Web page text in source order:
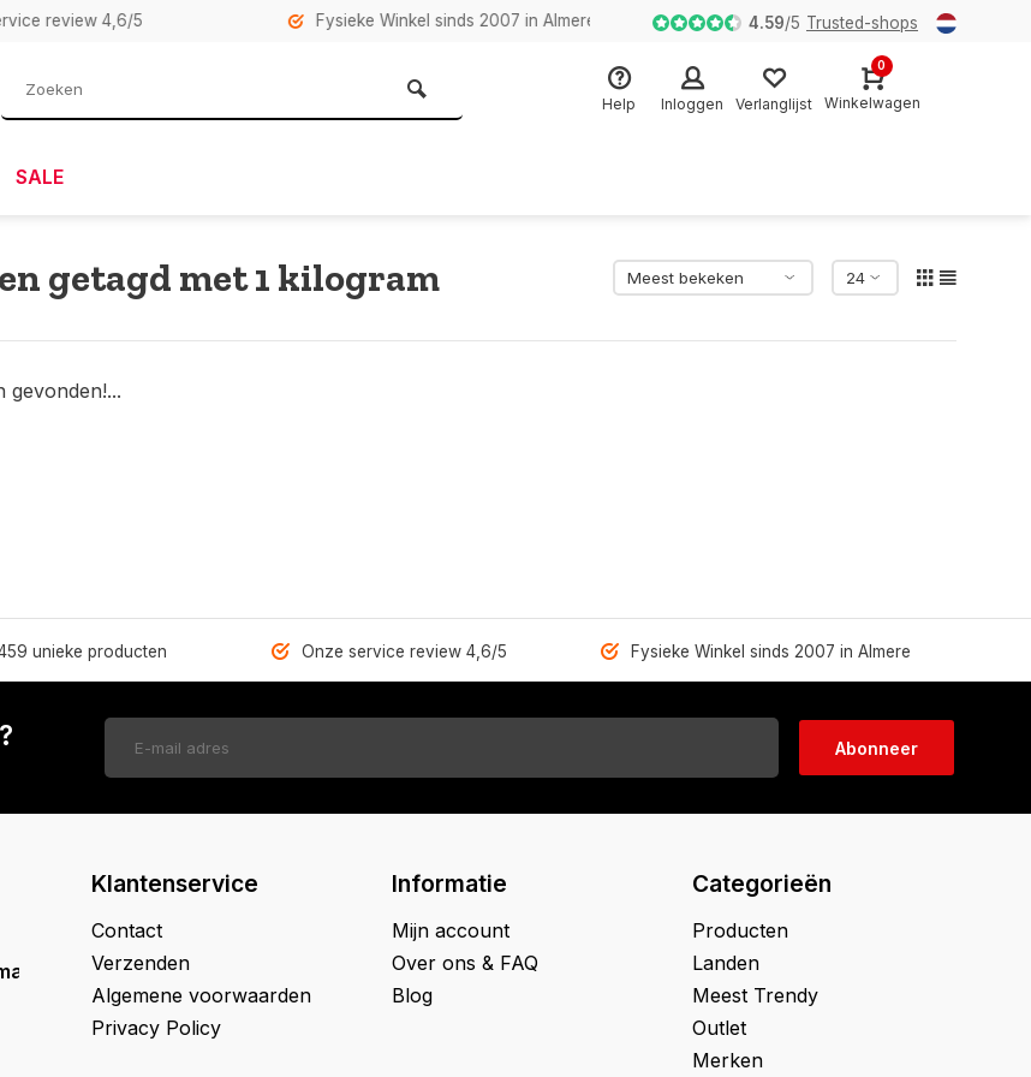
review 4,6/5 Fysieke Winkel sinds 2007 in Almere 4.59/5 Trusted-shops
Help Inloggen Verlanglijst
0
Winkelwagen
SALE
getagd met 1 kilogram
gevonden!...
unieke producten Onze service review 4,6/5 Fysieke Winkel sinds 2007 in Almere
Abonneer
Klantenservice
Contact
Verzenden
Algemene voorwaarden
Privacy Policy
Informatie
Mijn account
Over ons & FAQ
Blog
Categorieën
Producten
Landen
Meest Trendy
Outlet
Merken